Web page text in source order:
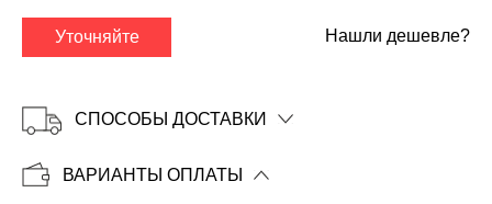
Уточняйте Нашли дешевле?
СПОСОБЫ ДОСТАВКИ
ВАРИАНТЫ ОПЛАТЫ